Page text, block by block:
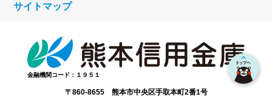
サイトマップ
金融機関コード：１９５１
〒860-8655 熊本市中央区手取本町2番1号